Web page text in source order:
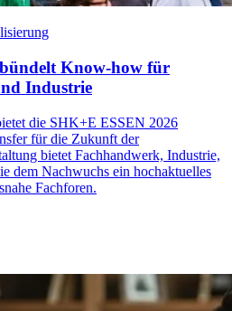
Know-how für
Industrie
die SHK+E ESSEN 2026
für die Zukunft der
bietet Fachhandwerk, Industrie,
dem Nachwuchs ein hochaktuelles
Fachforen.